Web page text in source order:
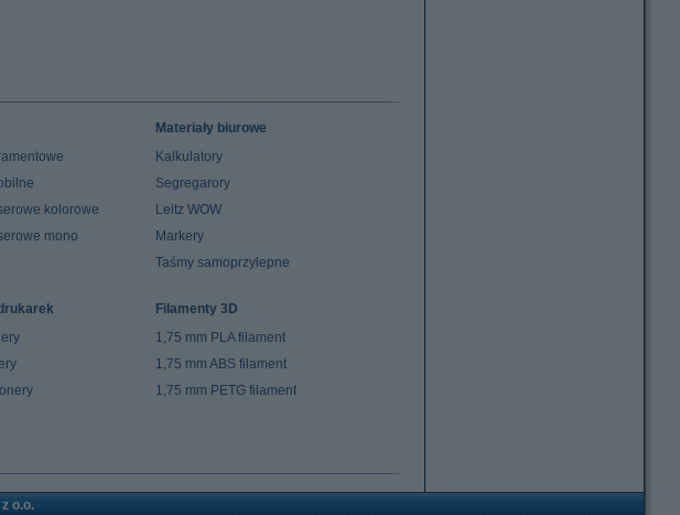
kolorowe
mono
Materiały biurowe
Kalkulatory
Segregarory
Leitz WOW
Markery
Taśmy samoprzylepne
Filamenty 3D
1,75 mm PLA filament
1,75 mm ABS filament
1,75 mm PETG filament
o.o.